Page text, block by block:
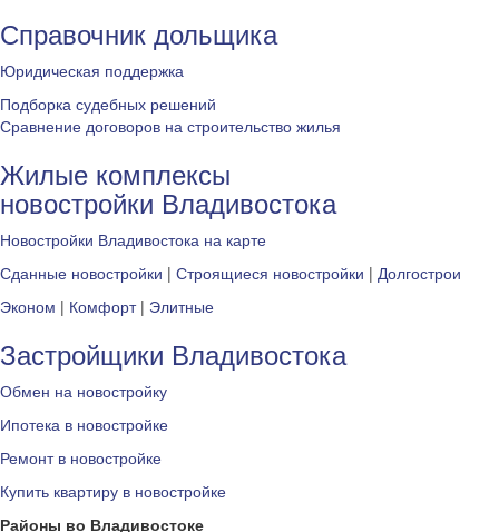
Справочник дольщика
Юридическая поддержка
Подборка судебных решений
Сравнение договоров на строительство жилья
Жилые комплексы
новостройки Владивостока
Новостройки Владивостока на карте
Сданные новостройки | Строящиеся новостройки | Долгострои
Эконом | Комфорт| Элитные
Застройщики Владивостока
Обмен на новостройку
Ипотека в новостройке
Ремонт в новостройке
Купить квартиру в новостройке
Районы во Владивостоке